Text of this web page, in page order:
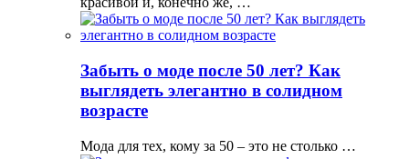
Забыть о моде после 50 лет? Как
выглядеть элегантно в солидном
возрасте
Мода для тех, кому за 50 – это не столько …